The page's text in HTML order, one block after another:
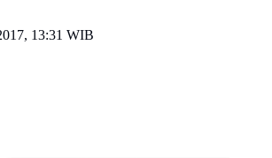
13:31 WIB